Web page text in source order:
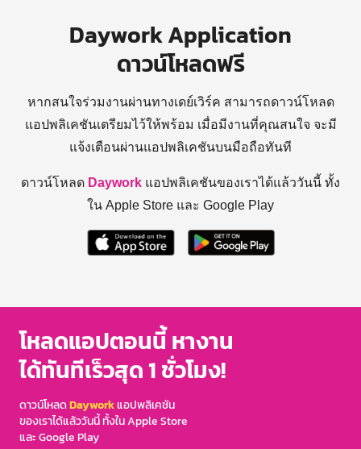
Daywork Application
ดาวน์โหลดฟรี
หากสนใจร่วมงานผ่านทางเดย์เวิร์ค สามารถดาวน์โหลด
แอปพลิเคชันเตรียมไว้ให้พร้อม เมื่อมีงานที่คุณสนใจ จะมี
แจ้งเตือนผ่านแอปพลิเคชันบนมือถือทันที
ดาวน์โหลด Daywork แอปพลิเคชันของเราได้แล้ววันนี้ ทั้ง
ใน Apple Store และ Google Play
โหลดแอปตอนนี้ หางาน
ได้ทันทีเร็วสุด 1 ชั่วโมง!
ดาวน์โหลดDayworkแอปพลิเคชัน
ของเราได้แล้ววันนี้ ทั้งใน Apple Store
และ Google Play